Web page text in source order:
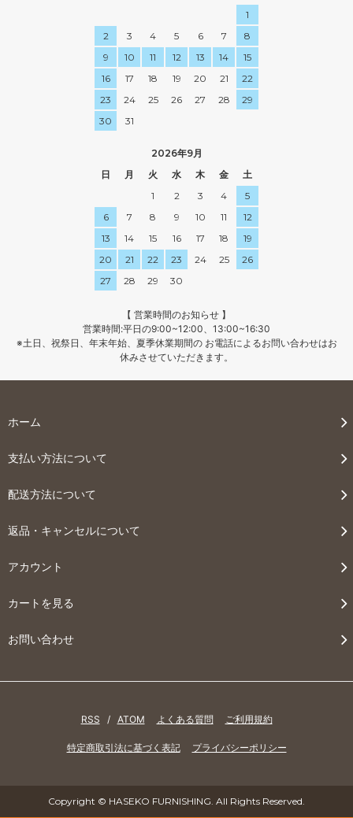
1
2
3 4 5 6 7
8
9
10 11 12 13 14
15
16
17 18 19 20 21
22
23
24 25 26 27 28
29
30
31
2026年9月
日
月 火 水 木 金
土
1
2 3 4
5
6
7 8 9 10 11
12
13
14 15 16 17 18
19
20
21 22 23 24 25
26
27
28 29 30
【 営業時間のお知らせ 】
営業時間:平日の9:00~12:00、13:00~16:30
※土日、祝祭日、年末年始、夏季休業期間の お電話によるお問い合わせはお
休みさせていただきます。
ホーム
支払い方法について
配送方法について
返品・キャンセルについて
アカウント
カートを見る
お問い合わせ
RSS / ATOM よくある質問 ご利用規約
特定商取引法に基づく表記 プライバシーポリシー
Copyright © HASEKO FURNISHING. All Rights Reserved.